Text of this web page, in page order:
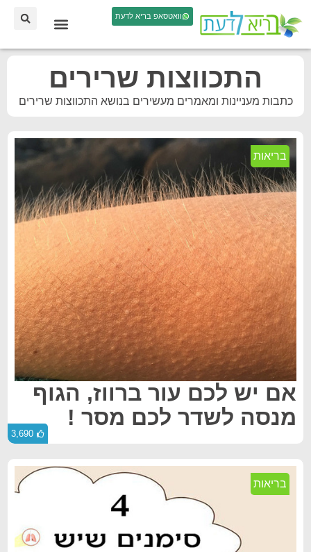
וואטסאפ בריא לדעת
התכווצות שרירים
כתבות מעניינות ומאמרים מעשירים בנושא התכווצות שרירים
בריאות
אם יש לכם עור ברווז, הגוף
מנסה לשדר לכם מסר !
3,690
בריאות